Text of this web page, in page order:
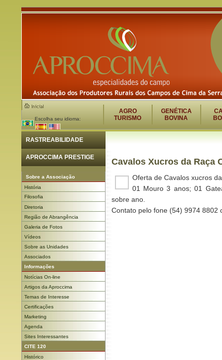
Escolha seu idioma:
AGRO
TURISMO
GENÉTICA
BOVINA
RASTREABILIDADE
APROCCIMA PRESTIGE
Sobre a Associação
História
Filosofia
Diretoria
Região de Abrangência
Galeria de Fotos
Vídeos
Sobre as Unidades
Associados
Informações
Notícias On-line
Artigos da Aproccima
Temas de Interesse
Certificações
Marketing
Agenda
Sites Interessantes
CITE 120
Histórico
Cavalos Xucros da Raça
Oferta de Cavalos xucros
01 Mouro 3 anos; 01
sobre ano.
Contato pelo fone (54) 9974 8802